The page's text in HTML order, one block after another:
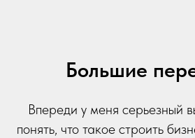
Большие
Впереди у меня серьезный
понять, что такое строить